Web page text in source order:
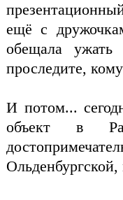
ещё с
обещала
проследите,
И потом...
объект в